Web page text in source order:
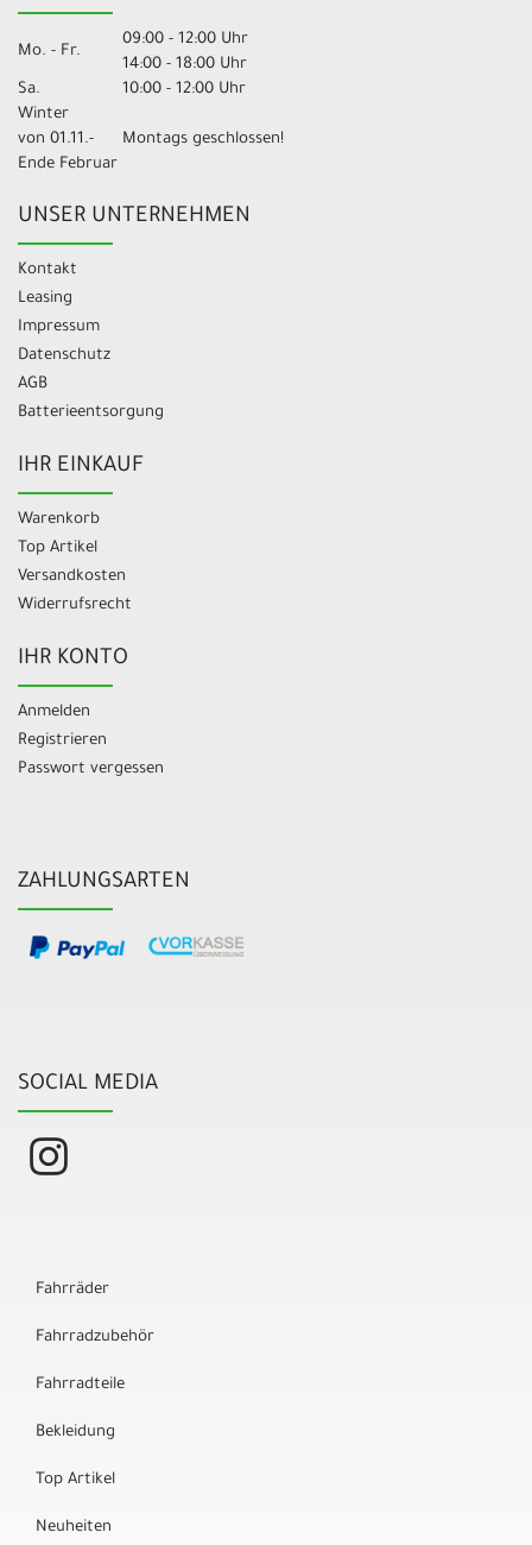
Mo. - Fr.
09:00 - 12:00 Uhr
14:00 - 18:00 Uhr
Sa.
10:00 - 12:00 Uhr
Winter
von 01.11.-
Ende Februar
Montags geschlossen!
UNSER UNTERNEHMEN
Kontakt
Leasing
Impressum
Datenschutz
AGB
Batterieentsorgung
IHR EINKAUF
Warenkorb
Top Artikel
Versandkosten
Widerrufsrecht
IHR KONTO
Anmelden
Registrieren
Passwort vergessen
ZAHLUNGSARTEN
SOCIAL MEDIA
Fahrräder
Fahrradzubehör
Fahrradteile
Bekleidung
Top Artikel
Neuheiten